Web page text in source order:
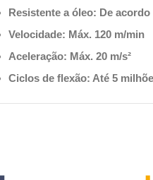
Resistente a óleo: De acordo
Velocidade: Máx. 120 m/min
Aceleração: Máx. 20 m/s²
Ciclos de flexão: Até 5